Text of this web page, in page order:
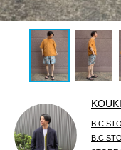
KOUKI
B.C
B.C